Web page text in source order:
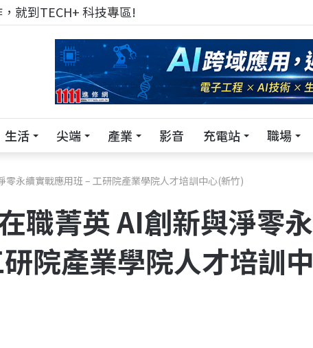
就到TECH+ 科技專區!
生活 尖端 產業 影音 充電站 職場
零永續實戰應用班 – 工研院產業學院人才培訓中心(新竹)
職菁英 AI創新與淨零永
院產業學院人才培訓中